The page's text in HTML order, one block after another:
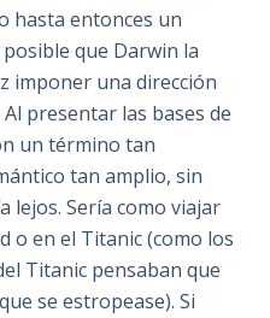
hasta entonces un
que Darwin la
imponer una dirección
presentar las bases de
un término tan
tan amplio, sin
lejos. Sería como viajar
o en el Titanic (como los
Titanic pensaban que
se estropease). Si